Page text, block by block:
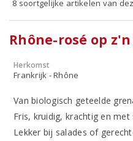
8 soortgelijke artikelen van
Rhône-rosé op
Herkomst
Frankrijk - Rhône
Van biologisch geteelde
Fris, kruidig, krachtig en met
Lekker bij salades of